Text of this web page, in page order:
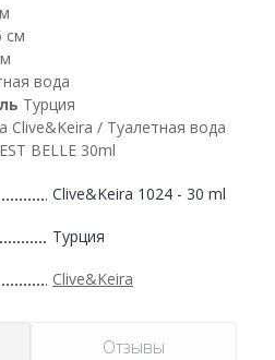
см
вода
Турция
/ Туалетная вода
BELLE 30ml
Clive&Keira 1024 - 30 ml
Турция
Clive&Keira
Отзывы